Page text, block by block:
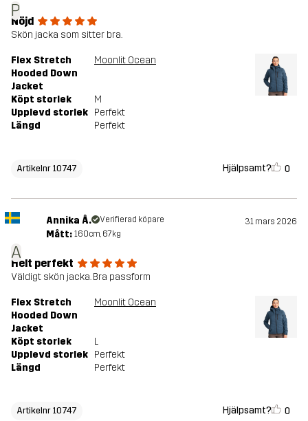
P
Nöjd
Skön jacka som sitter bra.
Flex Stretch
Hooded Down
Jacket
Moonlit Ocean
Köpt storlek
M
Upplevd storlek Perfekt
Längd
Perfekt
Artikelnr 10747 Hjälpsamt? 0
A
Annika Å. Verifierad köpare 31 mars 2026
Mått: 160cm, 67kg
Helt perfekt
Väldigt skön jacka. Bra passform
Flex Stretch
Hooded Down
Jacket
Moonlit Ocean
Köpt storlek
L
Upplevd storlek Perfekt
Längd
Perfekt
Artikelnr 10747 Hjälpsamt? 0